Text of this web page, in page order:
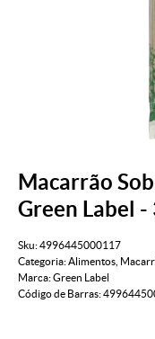
Macarrão
Green Label -
Sku:4996445000117
Categoria:Alimentos
Marca:Green Label
Código de Barras: